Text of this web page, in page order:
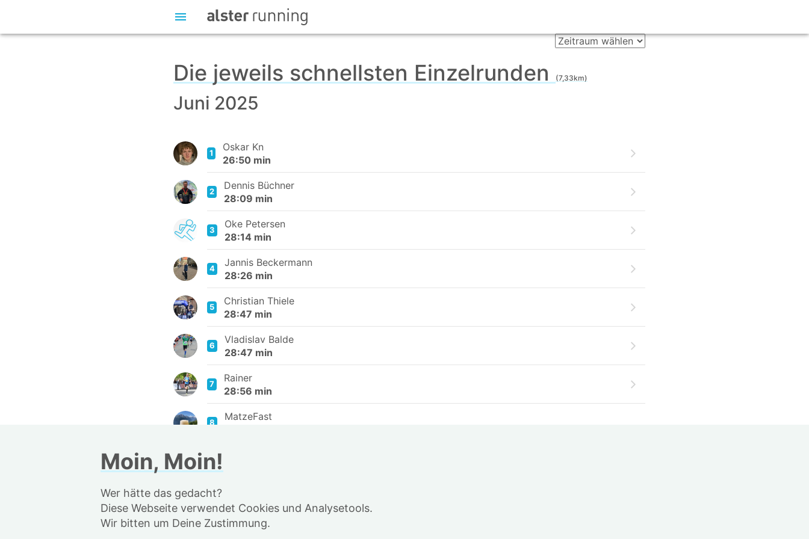
Die jeweils schnellsten Einzelrunden (7,33km)
Juni 2025
1
Oskar Kn
26:50 min
2
Dennis Büchner
28:09 min
3
Oke Petersen
28:14 min
4
Jannis Beckermann
28:26 min
5
Christian Thiele
28:47 min
6
Vladislav Balde
28:47 min
7
Rainer
28:56 min
8
MatzeFast
9
10
29:39 min
Malte Aster
Moin, Moin!
Wer hätte das gedacht?
Diese Webseite verwendet Cookies und Analysetools.
Wir bitten um Deine Zustimmung.